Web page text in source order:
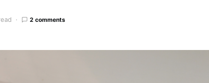
2 comments